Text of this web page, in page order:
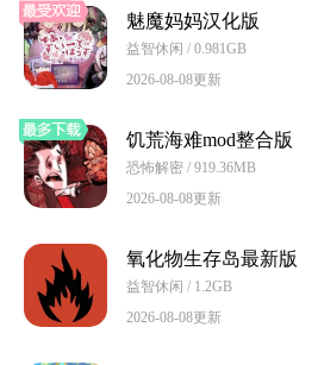
魅魔妈妈汉化版
益智休闲 / 0.981GB
2026-08-08更新
饥荒海难mod整合版
恐怖解密 / 919.36MB
2026-08-08更新
氧化物生存岛最新版
益智休闲 / 1.2GB
2026-08-08更新